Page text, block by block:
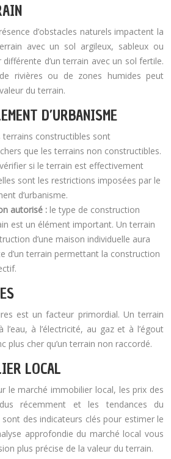
d’obstacles naturels impactent la
avec un sol argileux, sableux ou
d’un terrain avec un sol fertile.
de rivières ou de zones humides peut
du terrain.
D’URBANISME
terrains constructibles sont
que les terrains non constructibles.
si le terrain est effectivement
sont les restrictions imposées par le
d’urbanisme.
autorisé : le type de construction
est un élément important. Un terrain
d’une maison individuelle aura
d’un terrain permettant la construction
est un facteur primordial. Un terrain
à l’électricité, au gaz et à l’égout
plus cher qu’un terrain non raccordé.
LOCAL
le marché immobilier local, les prix des
récemment et les tendances du
des indicateurs clés pour estimer le
approfondie du marché local vous
plus précise de la valeur du terrain.